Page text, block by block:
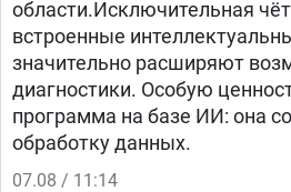
области.Исключительная
встроенные
значительно расширяют
диагностики. Особую
программа на базе ИИ: она
обработку данных.
07.08 / 11:14